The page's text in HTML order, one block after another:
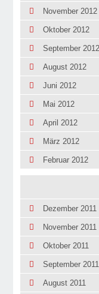
November 2012
Oktober 2012
September 2012
August 2012
Juni 2012
Mai 2012
April 2012
März 2012
Februar 2012
Dezember 2011
November 2011
Oktober 2011
September 2011
August 2011